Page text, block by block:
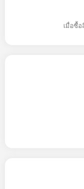
เมื่อซื้